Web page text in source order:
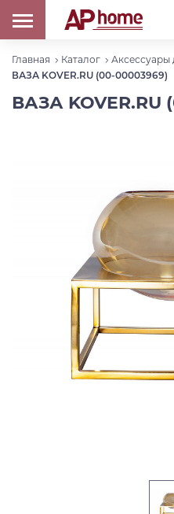
Главная Каталог Аксессуары
ВАЗА KOVER.RU (00-00003969)
ВАЗА KOVER.RU